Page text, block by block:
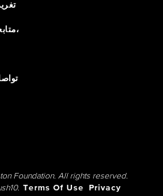
متابعة،
Foundation. All rights reserved.
Terms Of Use
Privacy